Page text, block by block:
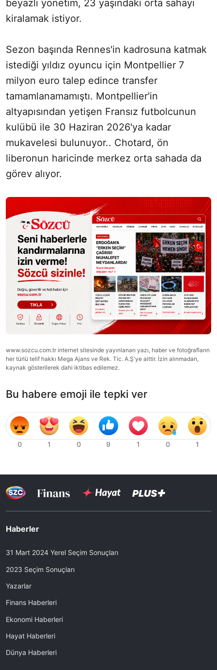
beyazlı yönetim, 23 yaşındaki orta sahayı
kiralamak istiyor.
Sezon başında Rennes'in kadrosuna katmak
istediği yıldız oyuncu için Montpellier 7
milyon euro talep edince transfer
tamamlanamamıştı. Montpellier'in
altyapısından yetişen Fransız futbolcunun
kulübü ile 30 Haziran 2026'ya kadar
mukavelesi bulunuyor.. Chotard, ön
liberonun haricinde merkez orta sahada da
görev alıyor.
www.sozcu.com.tr internet sitesinde yayınlanan yazı, haber ve fotoğrafların
her türlü telif hakkı Mega Ajans ve Rek. Tic. A.Ş'ye aittir. İzin alınmadan,
kaynak gösterilerek dahi iktibas edilemez.
Bu habere emoji ile tepki ver
Haberler
31 Mart 2024 Yerel Seçim Sonuçları
2023 Seçim Sonuçları
Yazarlar
Finans Haberleri
Ekonomi Haberleri
Hayat Haberleri
Dünya Haberleri